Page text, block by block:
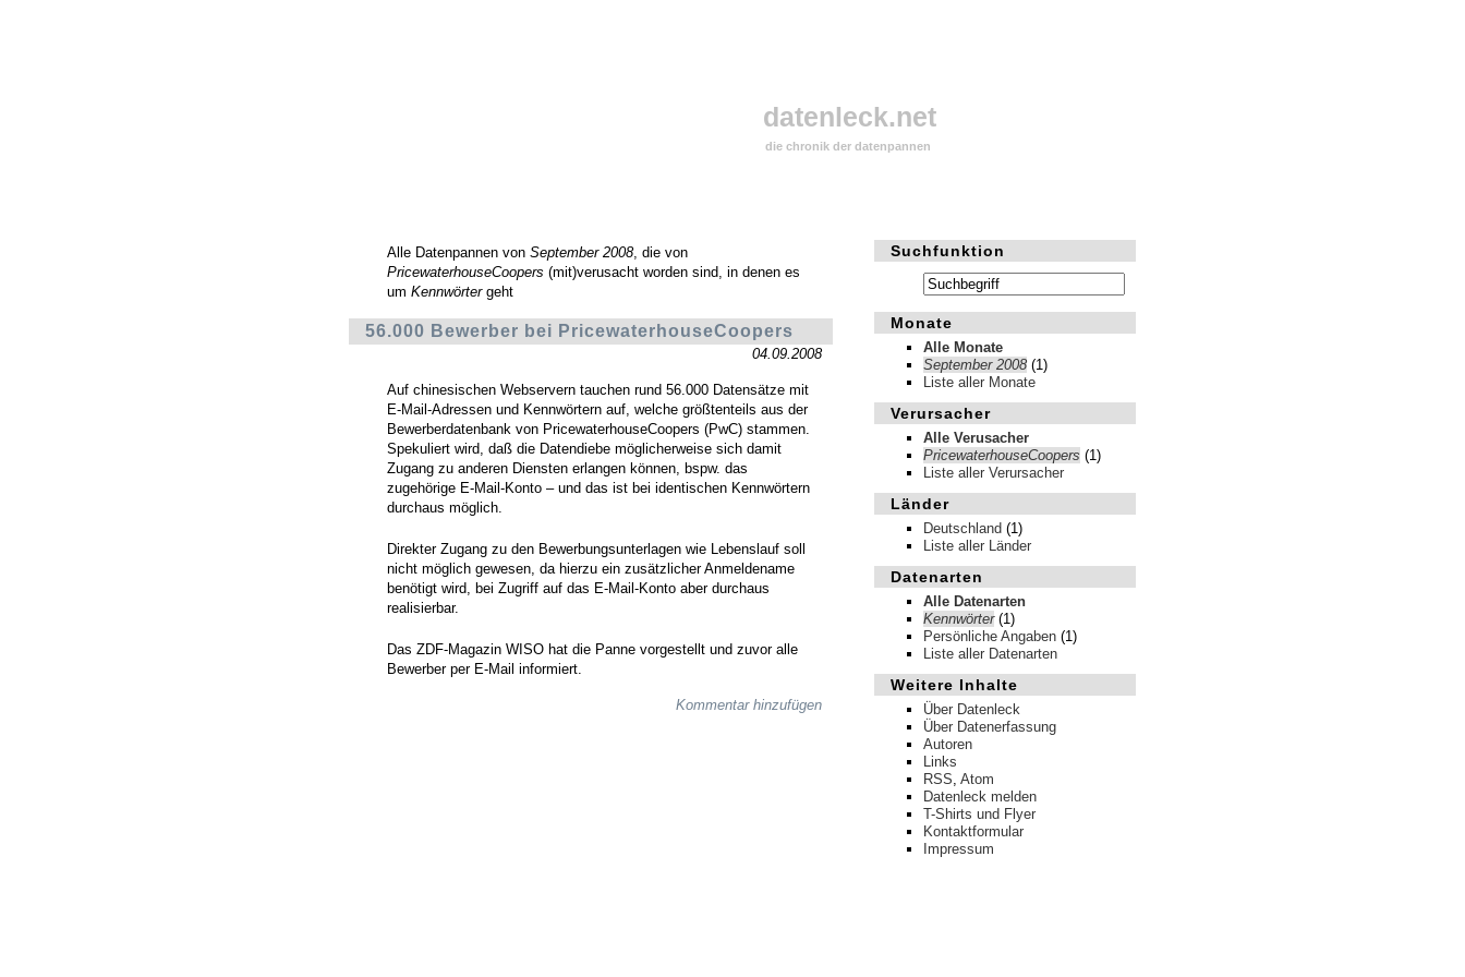
datenleck.net
die chronik der datenpannen
Suchfunktion
Monate
Alle Monate
September 2008 (1)
Liste aller Monate
Verursacher
Alle Verusacher
PricewaterhouseCoopers (1)
Liste aller Verursacher
Länder
Deutschland (1)
Liste aller Länder
Datenarten
Alle Datenarten
Kennwörter(1)
Persönliche Angaben (1)
Liste aller Datenarten
Weitere Inhalte
Über Datenleck
Über Datenerfassung
Autoren
Links
RSS, Atom
Datenleck melden
T-Shirts und Flyer
Kontaktformular
Impressum
Alle Datenpannen von September 2008, die von
PricewaterhouseCoopers (mit)verusacht worden sind, in denen es
um Kennwörtergeht
56.000 Bewerber bei PricewaterhouseCoopers
04.09.2008
Auf chinesischen Webservern tauchen rund 56.000 Datensätze mit
E-Mail-Adressen und Kennwörtern auf, welche größtenteils aus der
Bewerberdatenbank von PricewaterhouseCoopers (PwC) stammen.
Spekuliert wird, daß die Datendiebe möglicherweise sich damit
Zugang zu anderen Diensten erlangen können, bspw. das
zugehörige E-Mail-Konto – und das ist bei identischen Kennwörtern
durchaus möglich.
Direkter Zugang zu den Bewerbungsunterlagen wie Lebenslauf soll
nicht möglich gewesen, da hierzu ein zusätzlicher Anmeldename
benötigt wird, bei Zugriff auf das E-Mail-Konto aber durchaus
realisierbar.
Das ZDF-Magazin WISO hat die Panne vorgestellt und zuvor alle
Bewerber per E-Mail informiert.
Kommentar hinzufügen